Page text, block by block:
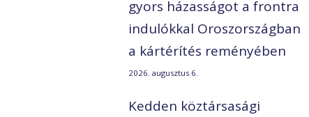
gyors házasságot a frontra
indulókkal Oroszországban
a kártérítés reményében
2026. augusztus 6.
Kedden köztársasági